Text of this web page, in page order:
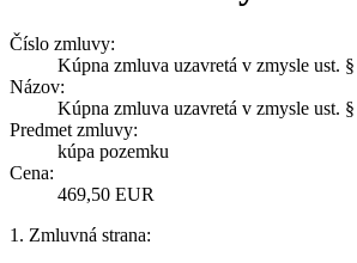
Číslo zmluvy:
Kúpna zmluva uzavretá v zmysle ust.
Názov:
Kúpna zmluva uzavretá v zmysle ust.
Predmet zmluvy:
kúpa pozemku
Cena:
469,50 EUR
1. Zmluvná strana: